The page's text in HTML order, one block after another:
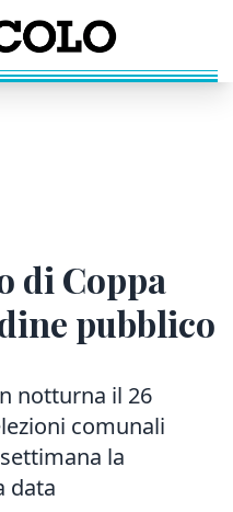
di Coppa
pubblico
notturna il 26
comunali
la
data